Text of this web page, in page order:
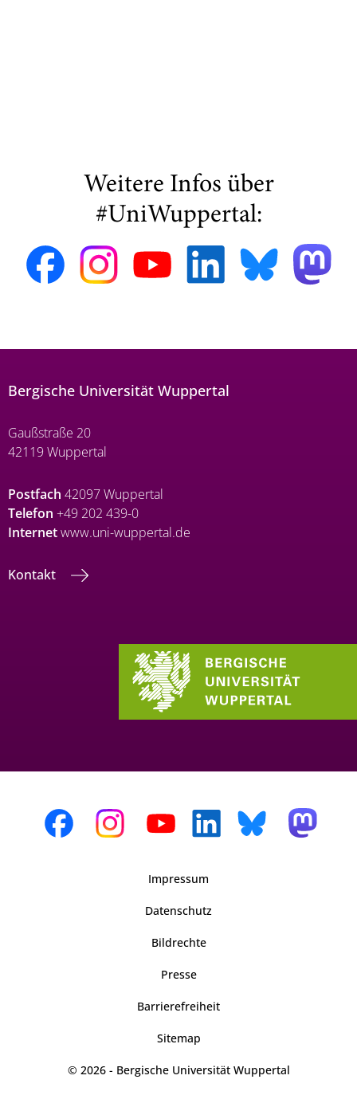
Weitere Infos über
#UniWuppertal:
Bergische Universität Wuppertal
Gaußstraße 20
42119 Wuppertal
Postfach 42097 Wuppertal
Telefon +49 202 439-0
Internetwww.uni-wuppertal.de
Kontakt
Impressum
Datenschutz
Bildrechte
Presse
Barrierefreiheit
Sitemap
© 2026 - Bergische Universität Wuppertal